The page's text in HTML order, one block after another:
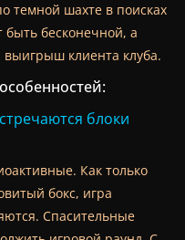
темной шахте в поисках
бесконечной, а
клиента клуба.
блоки
Как только
бокс, игра
Спасительные